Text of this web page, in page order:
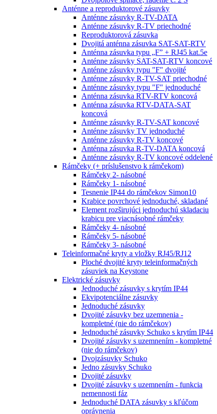
Anténne a reproduktorové zásuvky
Anténne zásuvky R-TV-DATA
Anténne zásuvky R-TV priechodné
Reproduktorová zásuvka
Dvojitá anténna zásuvka SAT-SAT-RTV
Anténna zásuvka typu „F” + RJ45 kat.5e
Anténne zásuvky SAT-SAT-RTV koncové
Anténne zásuvky typu "F" dvojité
Anténne zásuvky R-TV-SAT priechodné
Anténne zásuvky typu "F" jednoduché
Anténna zásuvka RTV-RTV koncová
Anténna zásuvka RTV-DATA-SAT
koncová
Anténne zásuvky R-TV-SAT koncové
Anténne zásuvky TV jednoduché
Anténne zásuvky R-TV koncové
Anténna zásuvka R-TV-DATA koncová
Anténne zásuvky R-TV koncové oddelené
Rámčeky (+ príslušenstvo k rámčekom)
Rámčeky 2- násobné
Rámčeky 1- násobné
Tesnenie IP44 do rámčekov Simon10
Krabice povrchové jednoduché, skladané
Element rozširujúci jednoduchú skladaciu
krabicu pre viacnásobné rámčeky
Rámčeky 4- násobné
Rámčeky 5- násobné
Rámčeky 3- násobné
Teleinformačné kryty a vložky RJ45/RJ12
Ploché dvojité kryty teleinformačných
zásuviek na Keystone
Elektrické zásuvky
Jednoduché zásuvky s krytím IP44
Ekvipotenciálne zásuvky
Jednoduché zásuvky
Dvojité zásuvky bez uzemnenia -
kompletné (nie do rámčekov)
Jednoduché zásuvky Schuko s krytím IP44
Dvojité zásuvky s uzemnením - kompletné
(nie do rámčekov)
Dvojzásuvky Schuko
Jedno zásuvky Schuko
Dvojité zásuvky
Dvojité zásuvky s uzemnením - funkcia
nemennosti fáz
Jednoduché DATA zásuvky s kľúčom
oprávnenia